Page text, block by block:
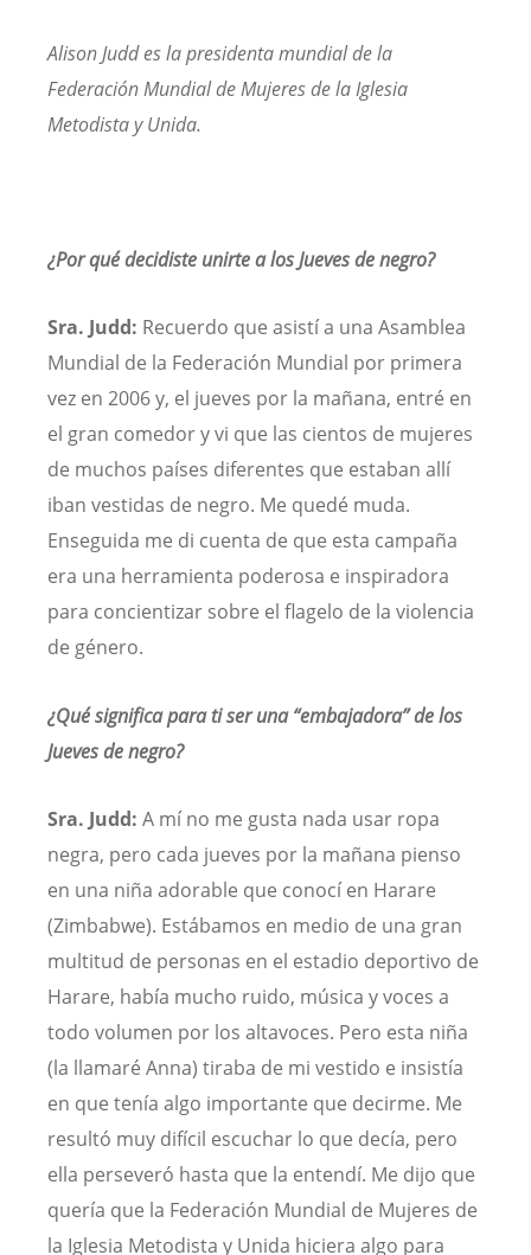
Alison Judd es la presidenta mundial de la
Federación Mundial de Mujeres de la Iglesia
Metodista y Unida.
¿Por qué decidiste unirte a los Jueves de negro?
Sra. Judd: Recuerdo que asistí a una Asamblea
Mundial de la Federación Mundial por primera
vez en 2006 y, el jueves por la mañana, entré en
el gran comedor y vi que las cientos de mujeres
de muchos países diferentes que estaban allí
iban vestidas de negro. Me quedé muda.
Enseguida me di cuenta de que esta campaña
era una herramienta poderosa e inspiradora
para concientizar sobre el flagelo de la violencia
de género.
¿Qué significa para ti ser una “embajadora” de los
Jueves de negro?
Sra. Judd: A mí no me gusta nada usar ropa
negra, pero cada jueves por la mañana pienso
en una niña adorable que conocí en Harare
(Zimbabwe). Estábamos en medio de una gran
multitud de personas en el estadio deportivo de
Harare, había mucho ruido, música y voces a
todo volumen por los altavoces. Pero esta niña
(la llamaré Anna) tiraba de mi vestido e insistía
en que tenía algo importante que decirme. Me
resultó muy difícil escuchar lo que decía, pero
ella perseveró hasta que la entendí. Me dijo que
quería que la Federación Mundial de Mujeres de
la Iglesia Metodista y Unida hiciera algo para